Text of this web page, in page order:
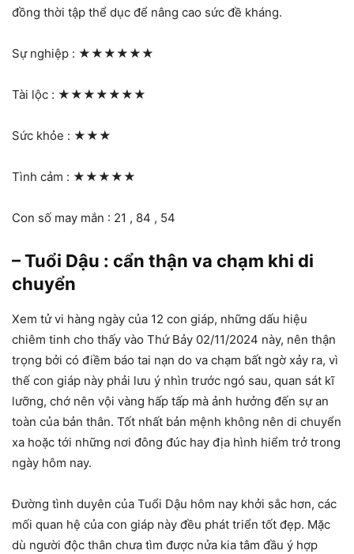
đồng thời tập thể dục để nâng cao sức đề kháng.
Sự nghiệp : ★★★★★★
Tài lộc : ★★★★★★★
Sức khỏe : ★★★
Tình cảm : ★★★★★
Con số may mắn : 21 , 84 , 54
– Tuổi Dậu : cẩn thận va chạm khi di
chuyển
Xem tử vi hàng ngày của 12 con giáp, những dấu hiệu
chiêm tinh cho thấy vào Thứ Bảy 02/11/2024 này, nên thận
trọng bởi có điềm báo tai nạn do va chạm bất ngờ xảy ra, vì
thế con giáp này phải lưu ý nhìn trước ngó sau, quan sát kĩ
lưỡng, chớ nên vội vàng hấp tấp mà ảnh hưởng đến sự an
toàn của bản thân. Tốt nhất bản mệnh không nên di chuyển
xa hoặc tới những nơi đông đúc hay địa hình hiểm trở trong
ngày hôm nay.
Đường tình duyên của Tuổi Dậu hôm nay khởi sắc hơn, các
mối quan hệ của con giáp này đều phát triển tốt đẹp. Mặc
dù người độc thân chưa tìm được nửa kia tâm đầu ý hợp